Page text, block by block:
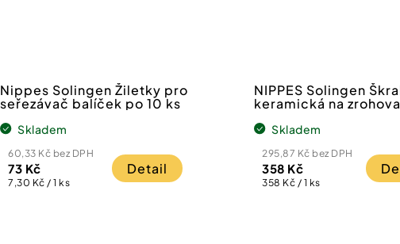
Nippes Solingen Žiletky pro
seřezávač balíček po 10 ks
Skladem
60,33 Kč bez DPH
73 Kč
Měrná
7,30 Kč / 1 ks
Detail
NIPPES Solingen
keramická na
Skladem
295,87 Kč bez DPH
358 Kč
Měrná
358 Kč / 1 ks
první
Stačí se přihlásit do
A čím více nám o sobě
a výhody od nás dostanete.